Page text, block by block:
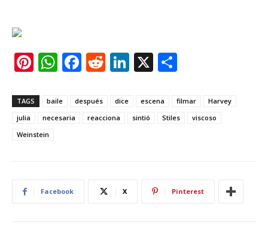
Pi
er
e
st
W
at
s
F
c
e
R
d
di
Li
e
X
ar
e
TAGS baile después dice escena filmar
Harvey
julia
necesaria reacciona sintió Stiles
viscoso
Weinstein
Facebook X Pinterest